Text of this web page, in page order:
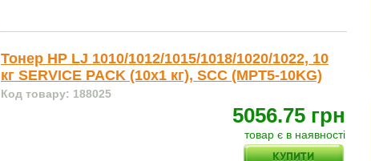
Тонер HP LJ 1010/1012/1015/1018/1020/1022, 10
кг SERVICE PACK (10x1 кг), SCC (MPT5-10KG)
Код товару: 188025
5056.75 грн
товар є в наявності